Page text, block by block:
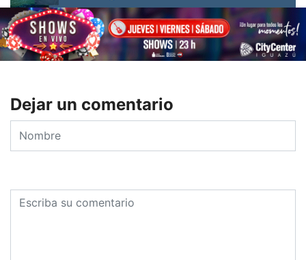
Dejar un comentario